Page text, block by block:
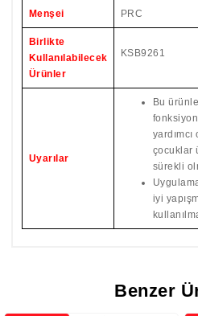
Menşei PRC
Birlikte
Kullanılabilecek
Ürünler
KSB9261
Uyarılar
Bu
çocuklar
sürekli
iyi
Benzer